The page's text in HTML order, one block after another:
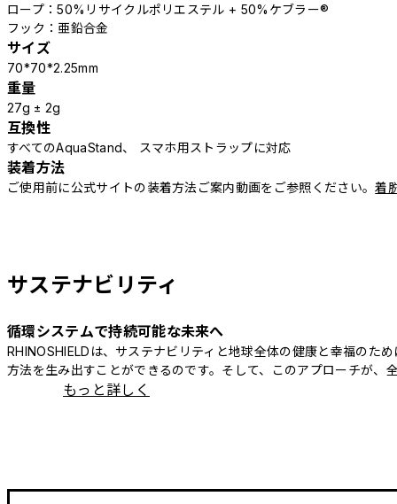
ロープ：50%リサイクルポリエステル + 50%ケブラー®
フック：亜鉛合金
サイズ
70*70*2.25mm
重量
27g ± 2g
互換性
すべてのAquaStand、 スマホ用ストラップに対応
装着方法
ご使用前に公式サイトの装着方法ご案内動画をご参照ください。着
サステナビリティ
循環システムで持続可能な未来へ
RHINOSHIELDは、サステナビリティと地球全体の健康と幸福のた
方法を生み出すことができるのです。そして、このアプローチが
もっと詳しく